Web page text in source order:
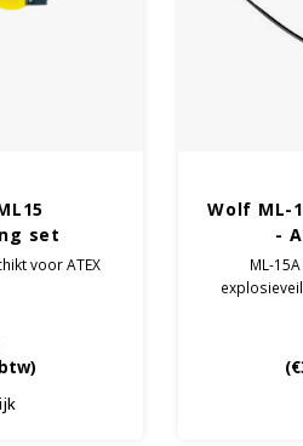
set
voor ATEX
Wolf ML-
-
ML-
(